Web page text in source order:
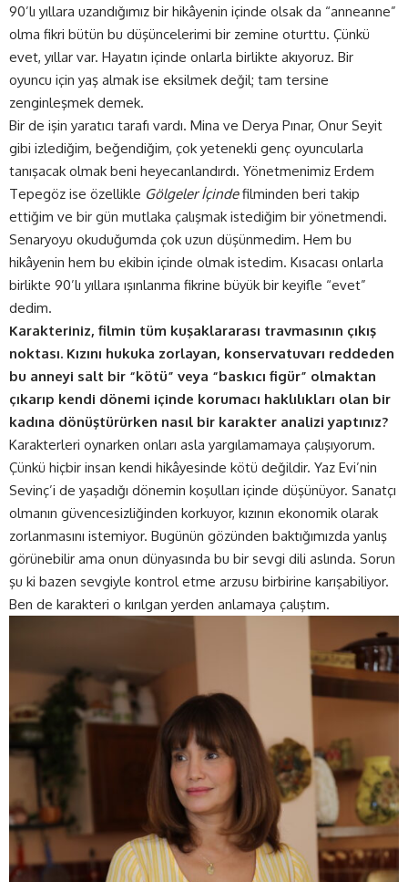
90’lı yıllara uzandığımız bir hikâyenin içinde olsak da “anneanne”
olma fikri bütün bu düşüncelerimi bir zemine oturttu. Çünkü
evet, yıllar var. Hayatın içinde onlarla birlikte akıyoruz. Bir
oyuncu için yaş almak ise eksilmek değil; tam tersine
zenginleşmek demek.
Bir de işin yaratıcı tarafı vardı. Mina ve Derya Pınar, Onur Seyit
gibi izlediğim, beğendiğim, çok yetenekli genç oyuncularla
tanışacak olmak beni heyecanlandırdı. Yönetmenimiz Erdem
Tepegöz ise özellikle Gölgeler İçindefilminden beri takip
ettiğim ve bir gün mutlaka çalışmak istediğim bir yönetmendi.
Senaryoyu okuduğumda çok uzun düşünmedim. Hem bu
hikâyenin hem bu ekibin içinde olmak istedim. Kısacası onlarla
birlikte 90’lı yıllara ışınlanma fikrine büyük bir keyifle “evet”
dedim.
Karakteriniz, filmin tüm kuşaklararası travmasının çıkış
noktası. Kızını hukuka zorlayan, konservatuvarı reddeden
bu anneyi salt bir “kötü” veya “baskıcı figür” olmaktan
çıkarıp kendi dönemi içinde korumacı haklılıkları olan bir
kadına dönüştürürken nasıl bir karakter analizi yaptınız?
Karakterleri oynarken onları asla yargılamamaya çalışıyorum.
Çünkü hiçbir insan kendi hikâyesinde kötü değildir. Yaz Evi’nin
Sevinç’i de yaşadığı dönemin koşulları içinde düşünüyor. Sanatçı
olmanın güvencesizliğinden korkuyor, kızının ekonomik olarak
zorlanmasını istemiyor. Bugünün gözünden baktığımızda yanlış
görünebilir ama onun dünyasında bu bir sevgi dili aslında. Sorun
şu ki bazen sevgiyle kontrol etme arzusu birbirine karışabiliyor.
Ben de karakteri o kırılgan yerden anlamaya çalıştım.